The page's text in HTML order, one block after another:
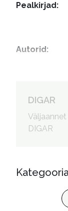
Pealkirjad:
Autorid:
DIGAR
DIGAR